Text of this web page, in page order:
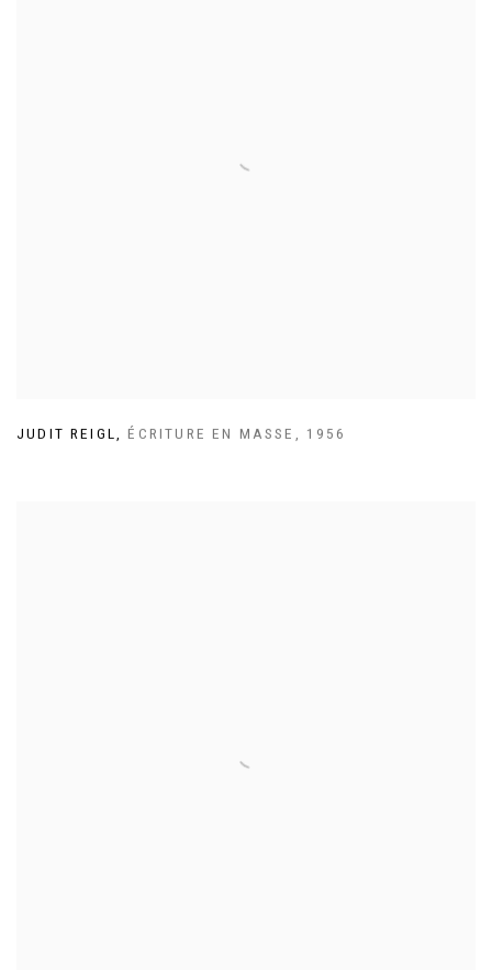
JUDIT REIGL ,ÉCRITURE EN MASSE 1956